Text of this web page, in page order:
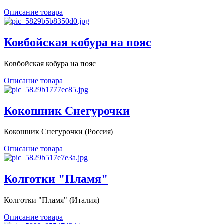
Описание товара
Ковбойская кобура на пояс
Ковбойская кобура на пояс
Описание товара
Кокошник Снегурочки
Кокошник Снегурочки (Россия)
Описание товара
Колготки "Пламя"
Колготки "Пламя" (Италия)
Описание товара